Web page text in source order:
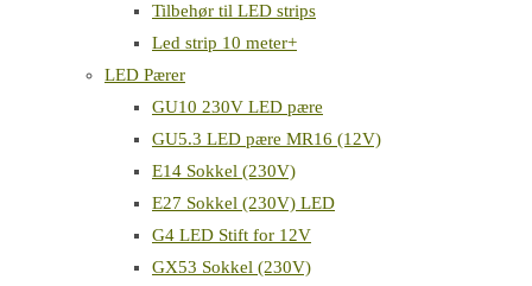
Tilbehør til LED strips
Led strip 10 meter+
LED Pærer
GU10 230V LED pære
GU5.3 LED pære MR16 (12V)
E14 Sokkel (230V)
E27 Sokkel (230V) LED
G4 LED Stift for 12V
GX53 Sokkel (230V)